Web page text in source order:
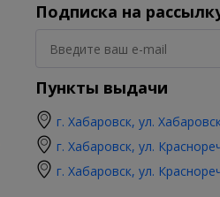
Подписка на
Пункты выдачи
г. Хабаровск, ул.
г. Хабаровск, ул.
г. Хабаровск, ул.